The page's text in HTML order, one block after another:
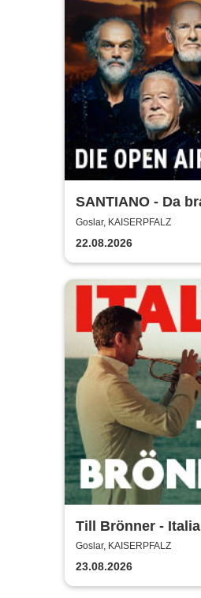
SANTIANO - Da
was zusammen -
2026
Goslar, KAISERPFALZ
22.08.2026
Till Brönner -
2026
Goslar, KAISERPFALZ
23.08.2026